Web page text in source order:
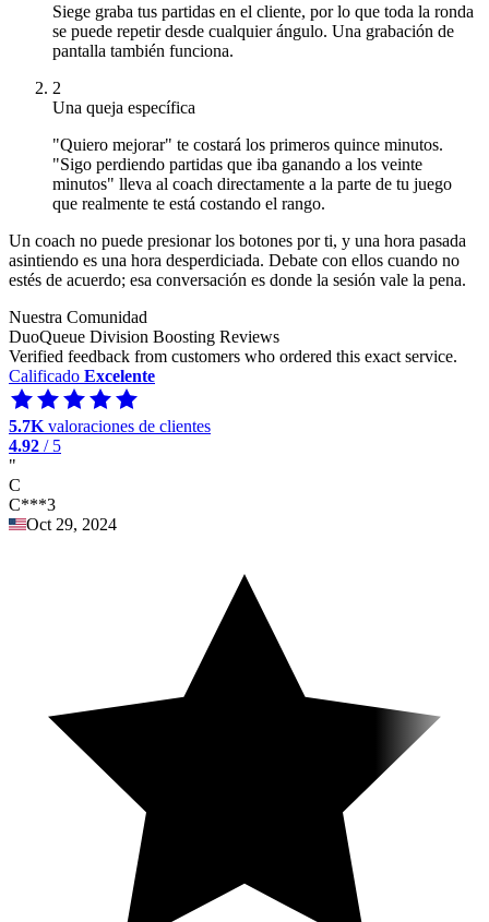
Siege graba tus partidas en el cliente, por lo que toda la ronda
se puede repetir desde cualquier ángulo. Una grabación de
pantalla también funciona.
2
Una queja específica
"Quiero mejorar" te costará los primeros quince minutos.
"Sigo perdiendo partidas que iba ganando a los veinte
minutos" lleva al coach directamente a la parte de tu juego
que realmente te está costando el rango.
Un coach no puede presionar los botones por ti, y una hora pasada
asintiendo es una hora desperdiciada. Debate con ellos cuando no
estés de acuerdo; esa conversación es donde la sesión vale la pena.
Nuestra Comunidad
DuoQueue Division Boosting Reviews
Verified feedback from customers who ordered this exact service.
Calificado Excelente
5.7K valoraciones de clientes
4.92 / 5
"
C
C***3
Oct 29, 2024